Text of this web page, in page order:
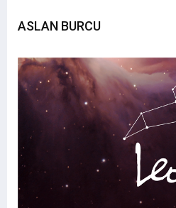
ASLAN BURCU